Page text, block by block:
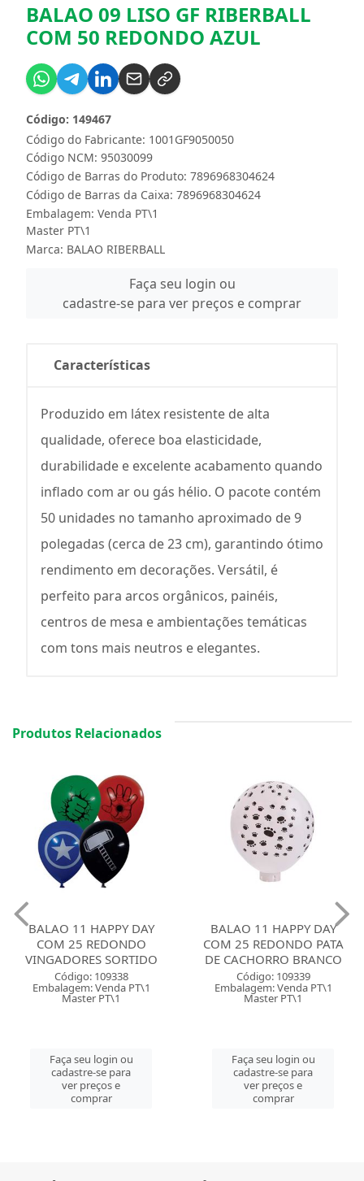
BALAO 09 LISO GF RIBERBALL
COM 50 REDONDO AZUL
Código do Fabricante: 1001GF9050050
Código: 149467
Código NCM: 95030099
Código de Barras do Produto: 7896968304624
Código de Barras da Caixa: 7896968304624
Embalagem: Venda PT\1
Master PT\1
Marca: BALAO RIBERBALL
Faça seu login ou
cadastre-se para ver preços e comprar
Características
Produzido em látex resistente de alta
qualidade, oferece boa elasticidade,
durabilidade e excelente acabamento quando
inflado com ar ou gás hélio. O pacote contém
50 unidades no tamanho aproximado de 9
polegadas (cerca de 23 cm), garantindo ótimo
rendimento em decorações. Versátil, é
perfeito para arcos orgânicos, painéis,
centros de mesa e ambientações temáticas
com tons mais neutros e elegantes.
Produtos Relacionados
BALAO 11 HAPPY DAY
COM 25 REDONDO
VINGADORES SORTIDO
Código: 109338
Embalagem: Venda PT\1
Master PT\1
Faça seu login ou
cadastre-se para
ver preços e
comprar
BALAO 11 HAPPY DAY
COM 25 REDONDO PATA
DE CACHORRO BRANCO
Código: 109339
Embalagem: Venda PT\1
Master PT\1
Faça seu login ou
cadastre-se para
ver preços e
comprar